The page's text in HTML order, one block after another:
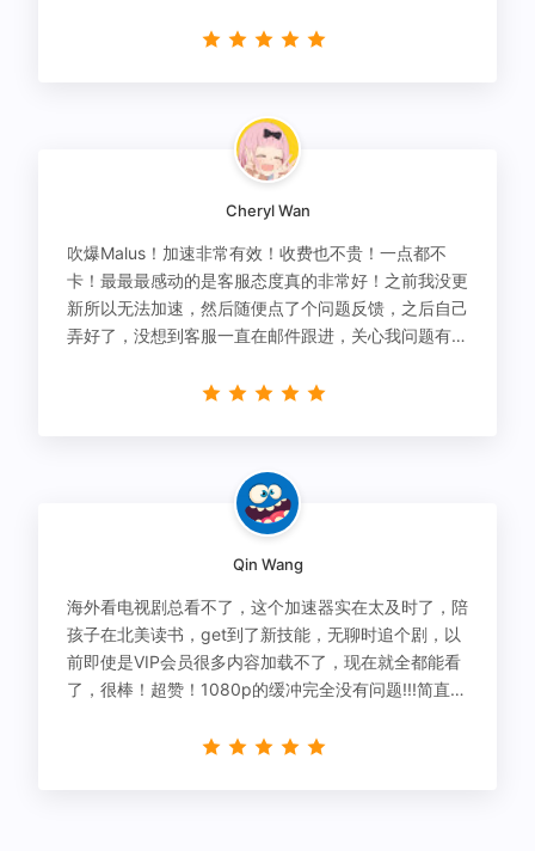
Cheryl Wan
吹爆Malus！加速非常有效！收费也不贵！一点都不
卡！最最最感动的是客服态度真的非常好！之前我没更
新所以无法加速，然后随便点了个问题反馈，之后自己
弄好了，没想到客服一直在邮件跟进，关心我问题有没
Qin Wang
海外看电视剧总看不了，这个加速器实在太及时了，陪
孩子在北美读书，get到了新技能，无聊时追个剧，以
前即使是VIP会员很多内容加载不了，现在就全都能看
了，很棒！超赞！1080p的缓冲完全没有问题!!!简直救